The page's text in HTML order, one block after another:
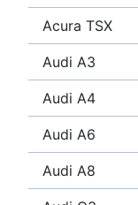
Acura TSX
Audi A3
Audi A4
Audi A6
Audi A8